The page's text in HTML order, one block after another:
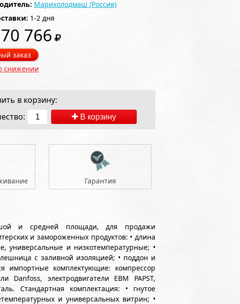
Марихолодмаш (Россия)
1-2 дня
70 766
заказ
снижении
в корзину:
В корзину
Гарантия
и средней площади, для продажи
и замороженных продуктов: • длина
универсальные и низкотемпературные; •
с заливной изоляцией; • поддон и
импортные комплектующие: компрессор
электродвигатели EBM PAPST,
Стандартная комплектация: • гнутое
и универсальных витрин; •